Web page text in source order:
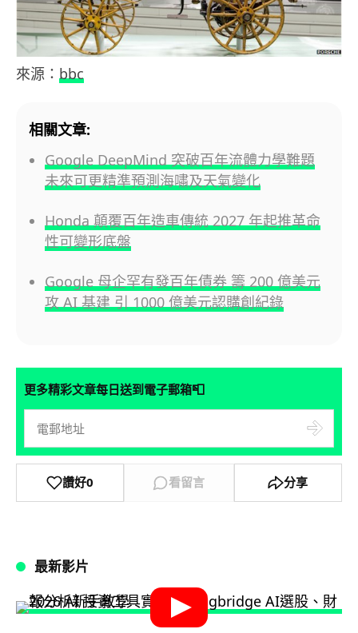
來源： bbc
相關文章:
Google DeepMind 突破百年流體力學難題
未來可更精準預測海嘯及天氣變化
Honda 顛覆百年造車傳統 2027 年起推革命
性可變形底盤
Google 母企罕有發百年債券 籌 200 億美元
攻 AI 基建 引 1000 億美元認購創紀錄
更多精彩文章每日送到電子郵箱📮
讚好0 看留言 分享
最新影片